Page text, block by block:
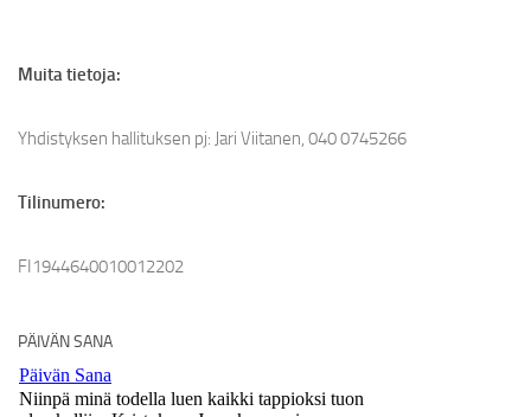
Muita tietoja:
Yhdistyksen hallituksen pj: Jari Viitanen, 040 0745266
Tilinumero:
FI1944640010012202
PÄIVÄN SANA